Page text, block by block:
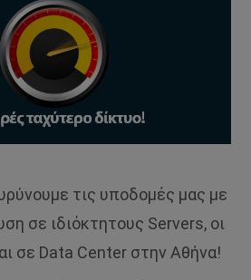
τις υποδομές μας με
σε ιδιόκτητους Servers, οι
σε Data Center στην Αθήνα!